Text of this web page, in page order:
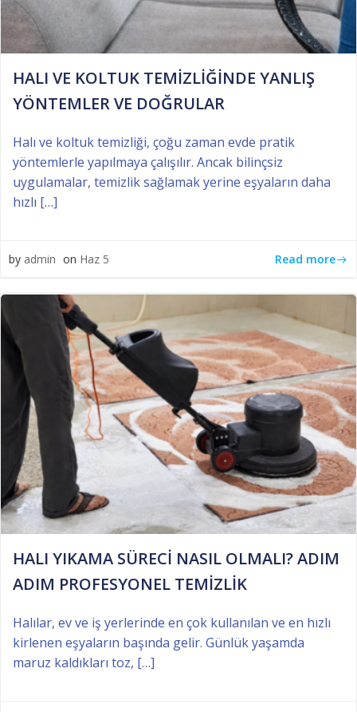
HALI VE KOLTUK TEMİZLİĞİNDE YANLIŞ
YÖNTEMLER VE DOĞRULAR
Halı ve koltuk temizliği, çoğu zaman evde pratik
yöntemlerle yapılmaya çalışılır. Ancak bilinçsiz
uygulamalar, temizlik sağlamak yerine eşyaların daha
hızlı […]
by admin on Haz 5 Read more
HALI YIKAMA SÜRECİ NASIL OLMALI? ADIM
ADIM PROFESYONEL TEMİZLİK
Halılar, ev ve iş yerlerinde en çok kullanılan ve en hızlı
kirlenen eşyaların başında gelir. Günlük yaşamda
maruz kaldıkları toz, […]